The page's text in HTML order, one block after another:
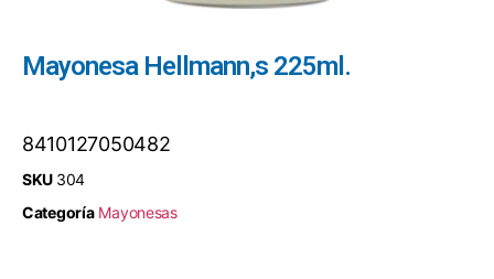
Mayonesa Hellmann,s 225ml.
8410127050482
SKU 304
Categoría Mayonesas